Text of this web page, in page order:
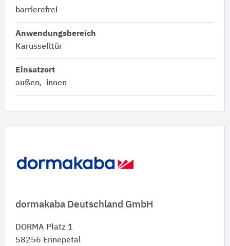
dormakaba Deutschland GmbH
DORMA Platz 1
58256 Ennepetal
barrierefrei
Anwendungsbereich
Karusselltür
Einsatzort
außen
innen